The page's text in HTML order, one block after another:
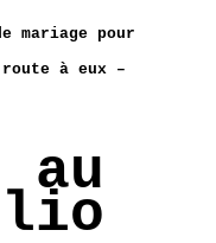
mariage pour
à eux –
au